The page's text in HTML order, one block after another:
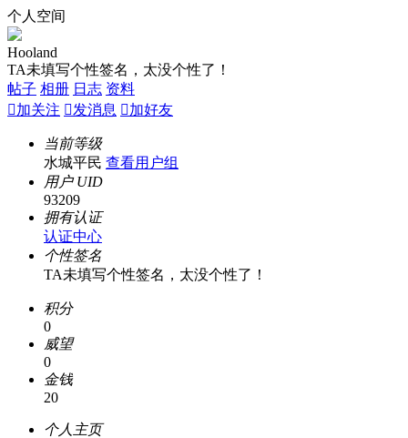
个人空间
Hooland
TA未填写个性签名，太没个性了！
帖子 相册 日志 资料
加关注 发消息 加好友
当前等级
水城平民 查看用户组
用户 UID
93209
拥有认证
认证中心
个性签名
TA未填写个性签名，太没个性了！
积分
0
威望
0
金钱
20
个人主页